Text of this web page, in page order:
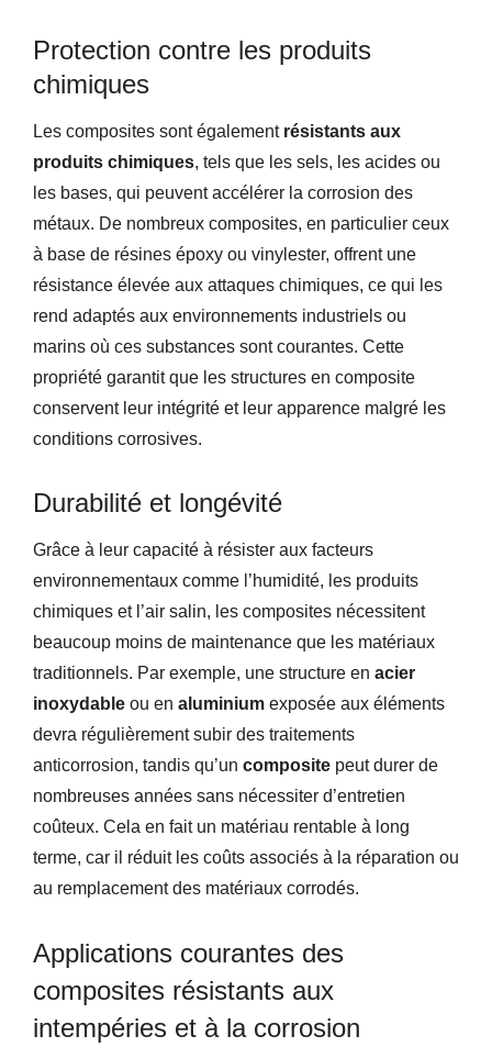
Protection contre les produits
chimiques
Les composites sont également résistants aux
produits chimiques, tels que les sels, les acides ou
les bases, qui peuvent accélérer la corrosion des
métaux. De nombreux composites, en particulier ceux
à base de résines époxy ou vinylester, offrent une
résistance élevée aux attaques chimiques, ce qui les
rend adaptés aux environnements industriels ou
marins où ces substances sont courantes. Cette
propriété garantit que les structures en composite
conservent leur intégrité et leur apparence malgré les
conditions corrosives.
Durabilité et longévité
Grâce à leur capacité à résister aux facteurs
environnementaux comme l’humidité, les produits
chimiques et l’air salin, les composites nécessitent
beaucoup moins de maintenance que les matériaux
traditionnels. Par exemple, une structure en acier
inoxydable ou en aluminium exposée aux éléments
devra régulièrement subir des traitements
anticorrosion, tandis qu’un composite peut durer de
nombreuses années sans nécessiter d’entretien
coûteux. Cela en fait un matériau rentable à long
terme, car il réduit les coûts associés à la réparation ou
au remplacement des matériaux corrodés.
Applications courantes des
composites résistants aux
intempéries et à la corrosion